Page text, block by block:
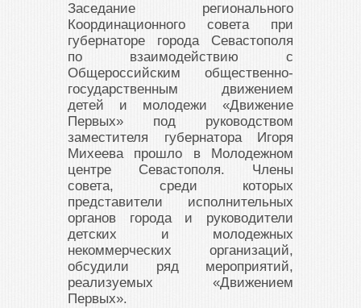
Заседание регионального
Координационного совета при
губернаторе города Севастополя
по взаимодействию с
Общероссийским общественно-
государственным движением
детей и молодежи «Движение
Первых» под руководством
заместителя губернатора Игоря
Михеева прошло в Молодежном
центре Севастополя. Члены
совета, среди которых
представители исполнительных
органов города и руководители
детских и молодежных
некоммерческих организаций,
обсудили ряд мероприятий,
реализуемых «Движением
Первых».